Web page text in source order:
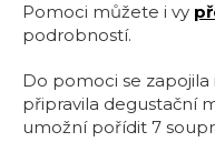
Pomoci můžete i vy
podrobností.
Do pomoci se zapojila
připravila degustační
umožní pořídit 7